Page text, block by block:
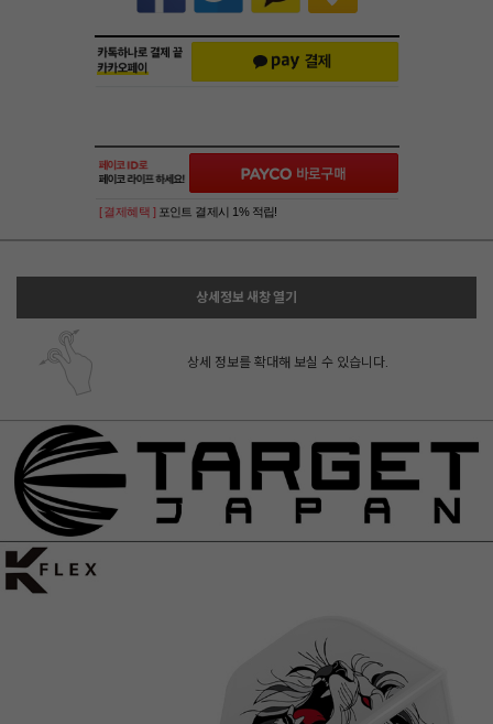
PAYCO 바로구매
[ 결제혜택 ] 포인트 결제시 1% 적립!
상세정보 새창 열기
상세 정보를 확대해 보실 수 있습니다.